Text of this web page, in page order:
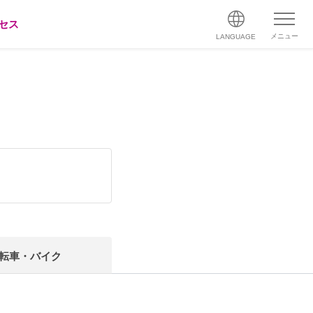
ス
LANGUAGE メニュー
車・バイク